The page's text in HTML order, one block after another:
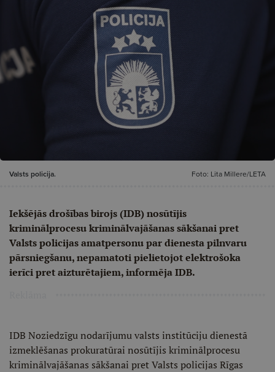
Valsts policija. Foto: Lita Millere/LETA
Iekšējās drošības birojs (IDB) nosūtījis
kriminālprocesu kriminālvajāšanas sākšanai pret
Valsts policijas amatpersonu par dienesta pilnvaru
pārsniegšanu, nepamatoti pielietojot elektrošoka
ierīci pret aizturētajiem, informēja IDB.
IDB Noziedzīgu nodarījumu valsts institūciju dienestā
izmeklēšanas prokuratūrai nosūtījis kriminālprocesu
kriminālvajāšanas sākšanai pret Valsts policijas Rīgas